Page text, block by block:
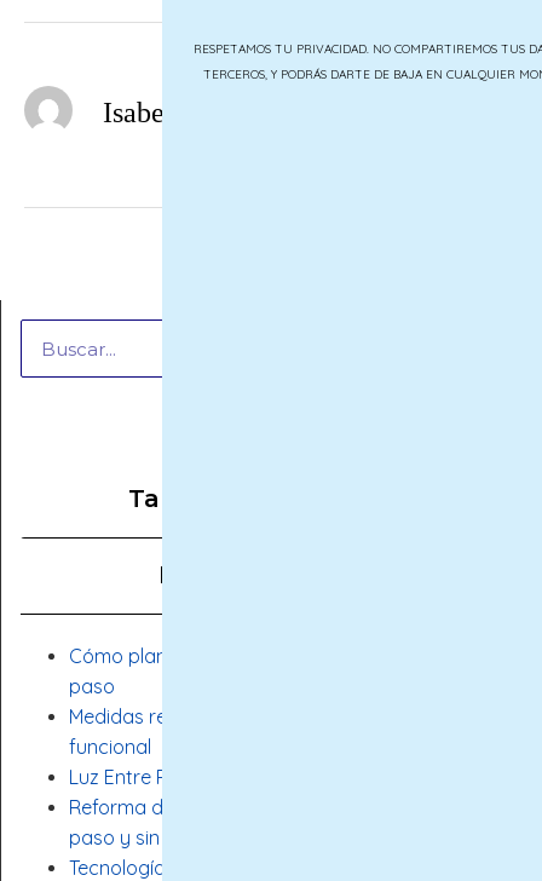
Isabel Díaz Vecino Interiorista
Tabla de contenidos
Posts Recientes
Cómo planificar una reforma de baño paso a
paso
Medidas recomendadas para un baño cómodo y
funcional
Luz Entre Palmas
Reforma de vivienda: cómo planificarla paso a
paso y sin sorpresas
Tecnología con alma propia
RESPETAMOS TU PRIVACIDAD. NO COMPARTIREMOS TUS
TERCEROS, Y PODRÁS DARTE DE BAJA EN CUALQUIER